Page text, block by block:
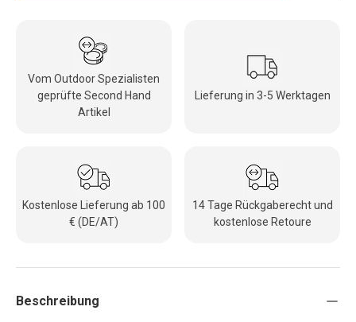
Vom Outdoor Spezialisten
geprüfte Second Hand
Artikel
Lieferung in 3-5 Werktagen
Kostenlose Lieferung ab 100
€ (DE/AT)
14 Tage Rückgaberecht und
kostenlose Retoure
Beschreibung